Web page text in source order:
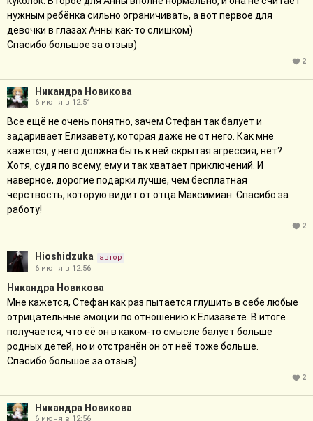
нужным ребёнка сильно ограничивать, а вот первое для
девочки в глазах Анны как-то слишком)
Спасибо большое за отзыв)
2
Никандра Новикова
6 июня в 12:51
Все ещё не очень понятно, зачем Стефан так балует и
задаривает Елизавету, которая даже не от него. Как мне
кажется, у него должна быть к ней скрытая агрессия, нет?
Хотя, судя по всему, ему и так хватает приключений. И
наверное, дорогие подарки лучше, чем бесплатная
чёрствость, которую видит от отца Максимиан. Спасибо за
работу!
2
Hioshidzuka
автор
6 июня в 12:56
Никандра Новикова
Мне кажется, Стефан как раз пытается глушить в себе любые
отрицательные эмоции по отношению к Елизавете. В итоге
получается, что её он в каком-то смысле балует больше
родных детей, но и отстранён он от неё тоже больше.
Спасибо большое за отзыв)
2
Никандра Новикова
6 июня в 12:56